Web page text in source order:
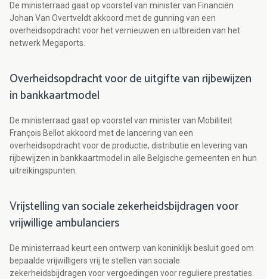
De ministerraad gaat op voorstel van minister van Financiën
Johan Van Overtveldt akkoord met de gunning van een
overheidsopdracht voor het vernieuwen en uitbreiden van het
netwerk Megaports.
Overheidsopdracht voor de uitgifte van rijbewijzen
in bankkaartmodel
De ministerraad gaat op voorstel van minister van Mobiliteit
François Bellot akkoord met de lancering van een
overheidsopdracht voor de productie, distributie en levering van
rijbewijzen in bankkaartmodel in alle Belgische gemeenten en hun
uitreikingspunten.
Vrijstelling van sociale zekerheidsbijdragen voor
vrijwillige ambulanciers
De ministerraad keurt een ontwerp van koninklijk besluit goed om
bepaalde vrijwilligers vrij te stellen van sociale
zekerheidsbijdragen voor vergoedingen voor reguliere prestaties.